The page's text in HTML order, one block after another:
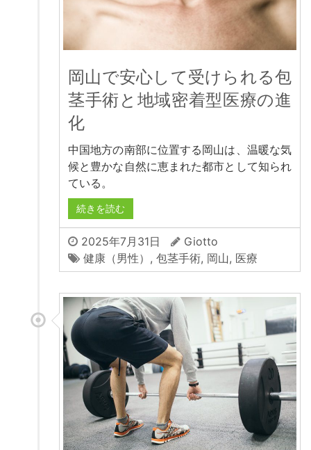
岡山で安心して受けられる包
茎手術と地域密着型医療の進
化
中国地方の南部に位置する岡山は、温暖な気
候と豊かな自然に恵まれた都市として知られ
ている。
続きを読む
2025年7月31日
Giotto
健康（男性） , 包茎手術, 岡山, 医療